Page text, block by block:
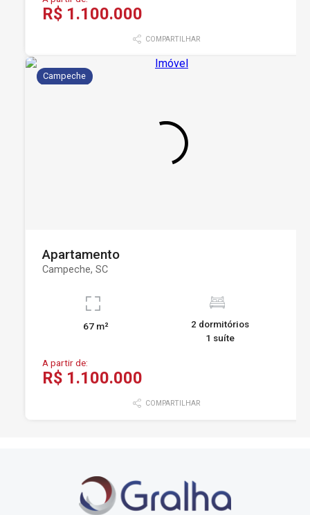
R$ 1.100.000
COMPARTILHAR
Campeche
Apartamento
Campeche, SC
67 m²
2 dormitórios
1 suíte
A partir de:
R$ 1.100.000
COMPARTILHAR